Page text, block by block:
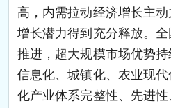
高，内需拉动经济增长主
增长潜力得到充分释放。
推进，超大规模市场优势持
信息化、城镇化、农业现
化产业体系完整性、先进